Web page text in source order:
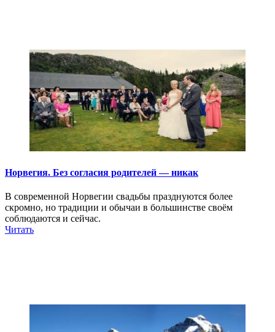
Норвегия. Без согласия родителей — никак
В современной Норвегии свадьбы празднуются более
скромно, но традиции и обычаи в большинстве своём
соблюдаются и сейчас.
Читать